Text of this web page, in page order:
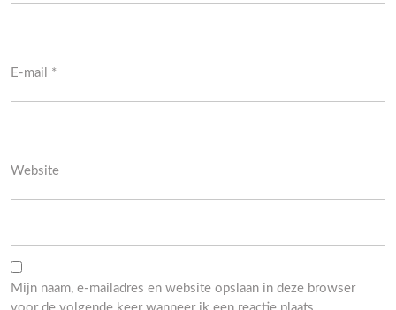
E-mail *
Website
Mijn naam, e-mailadres en website opslaan in deze browser